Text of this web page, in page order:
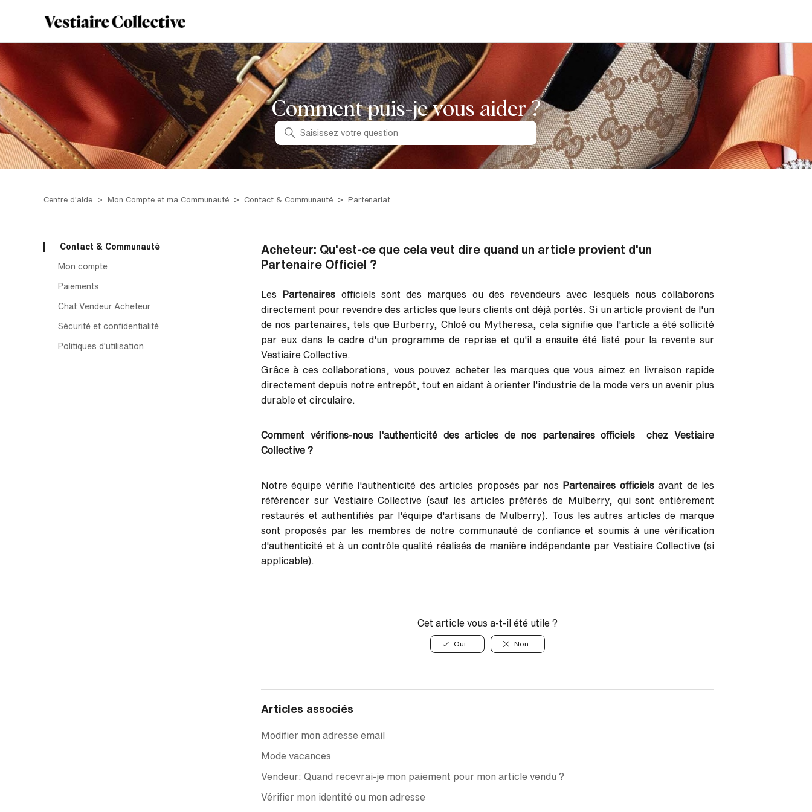
Comment puis-je vous aider ?
Recherche
Centre d'aide Mon Compte et ma Communauté Contact & Communauté Partenariat
Contact & Communauté
Mon compte
Paiements
Chat Vendeur Acheteur
Sécurité et confidentialité
Politiques d'utilisation
Acheteur: Qu'est-ce que cela veut dire quand un article provient d'un
Partenaire Officiel ?
Les Partenaires officiels sont des marques ou des revendeurs avec lesquels nous collaborons
directement pour revendre des articles que leurs clients ont déjà portés. Si un article provient de l'un
de nos partenaires, tels que Burberry, Chloé ou Mytheresa, cela signifie que l'article a été sollicité
par eux dans le cadre d'un programme de reprise et qu'il a ensuite été listé pour la revente sur
Vestiaire Collective.
Grâce à ces collaborations, vous pouvez acheter les marques que vous aimez en livraison rapide
directement depuis notre entrepôt, tout en aidant à orienter l'industrie de la mode vers un avenir plus
durable et circulaire.
Comment vérifions-nous l'authenticité des articles de nos partenaires officiels chez Vestiaire
Collective ?
Notre équipe vérifie l'authenticité des articles proposés par nos Partenaires officielsavant de les
référencer sur Vestiaire Collective (sauf les articles préférés de Mulberry, qui sont entièrement
restaurés et authentifiés par l'équipe d'artisans de Mulberry). Tous les autres articles de marque
sont proposés par les membres de notre communauté de confiance et soumis à une vérification
d'authenticité et à un contrôle qualité réalisés de manière indépendante par Vestiaire Collective (si
applicable).
Cet article vous a-t-il été utile ?
Oui Non
Articles associés
Modifier mon adresse email
Mode vacances
Vendeur: Quand recevrai-je mon paiement pour mon article vendu ?
Vérifier mon identité ou mon adresse